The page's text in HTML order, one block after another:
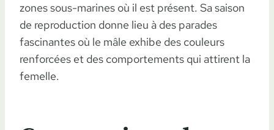
zones sous-marines où il est présent. Sa saison
de reproduction donne lieu à des parades
fascinantes où le mâle exhibe des couleurs
renforcées et des comportements qui attirent la
femelle.